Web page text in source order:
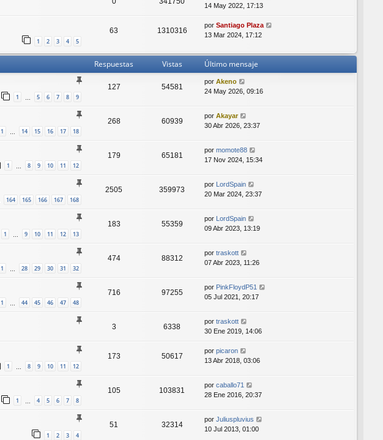
14 May 2022, 17:13
1 2 3 4 5
63 1310316
por Santiago Plaza
13 Mar 2024, 17:12
Respuestas Vistas Último mensaje
1 5 6 7 8 9
127 54581
por Akeno
24 May 2026, 09:16
1 14 15 16 17 18
268 60939
por Akayar
30 Abr 2026, 23:37
1 8 9 10 11 12
179 65181
por momote88
17 Nov 2024, 15:34
164 165 166 167 168
2505 359973
por LordSpain
20 Mar 2024, 23:37
1 … 9 10 11 12 13
183 55359
por LordSpain
09 Abr 2023, 13:19
1 … 28 29 30 31 32
474 88312
por traskott
07 Abr 2023, 11:26
1 … 44 45 46 47 48
716 97255
por PinkFloydP51
05 Jul 2021, 20:17
3 6338
por traskott
30 Ene 2019, 14:06
1 … 8 9 10 11 12
173 50617
por picaron
13 Abr 2018, 03:06
1 … 4 5 6 7 8
105 103831
por caballo71
28 Ene 2016, 20:37
1 2 3 4
51 32314
por Juliuspluvius
10 Jul 2013, 01:00